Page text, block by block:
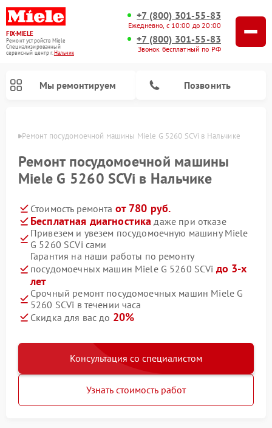
FIX-MIELE
Ремонт устройств Miele
Специализированный
cервисный центр г.Нальчик
+7 (800) 301-55-83
Ежедневно, с 10:00 до 20:00
+7 (800) 301-55-83
Звонок бесплатный по РФ
Мы ремонтируем Позвонить
Ремонт посудомоечной машины Miele G 5260 SCVi в Нальчике
Ремонт посудомоечной машины
Miele G 5260 SCVi в Нальчике
Стоимость ремонта от 780 руб.
Бесплатная диагностика даже при отказе
Привезем и увезем посудомоечную машину Miele
G 5260 SCVi сами
Гарантия на наши работы по ремонту
посудомоечных машин Miele G 5260 SCVi до 3-х
лет
Срочный ремонт посудомоечных машин Miele G
5260 SCVi в течении часа
Скидка для вас до 20%
Консультация со специалистом
Узнать стоимость работ